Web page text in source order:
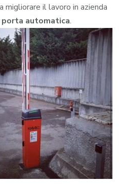
migliorare il lavoro in azienda
porta automatica.